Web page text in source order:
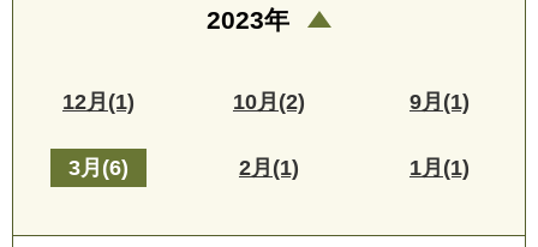
2023年
12月(1) 10月(2) 9月(1)
3月(6) 2月(1) 1月(1)